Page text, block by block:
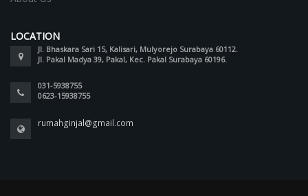
LOCATION
Jl. Bhaskara Sari 15, Kalisari, Mulyorejo Surabaya 60112.
Jl. Pakal Madya 39, Pakal, Kec. Pakal Surabaya 60196.
031-5938755
0623-15938755
rumahginjal@gmail.com